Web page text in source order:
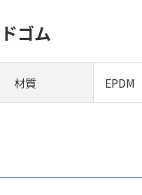
ゴム
材質 EPDM